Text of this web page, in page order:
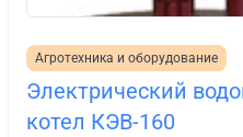
Агротехника и оборудование
Электрический
котел КЭВ-160